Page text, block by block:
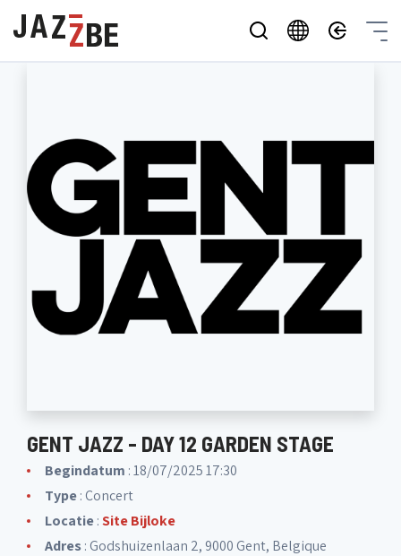
GENT JAZZ - DAY 12 GARDEN STAGE
Begindatum : 18/07/2025 17:30
Type: Concert
Locatie:Site Bijloke
Adres: Godshuizenlaan 2, 9000 Gent, Belgique